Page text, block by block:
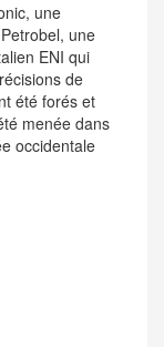
une
une
ENI qui
de
été forés et
menée dans
occidentale